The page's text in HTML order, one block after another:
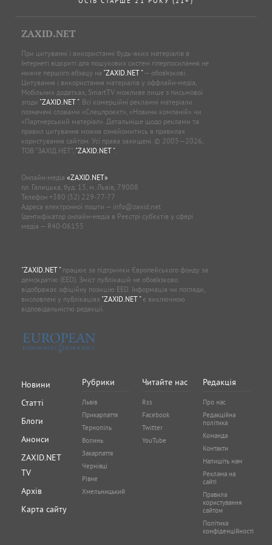
ZAXID.NET
При цитуванні і використанні будь-яких матеріалів в
Інтернеті відкриті для пошукових систем гіперпосилання не
нижче першого абзацу на "ZAXID.NET "— обов’язкові.
Цитування і використання матеріалів у оффлайн-медіа,
Мобільних додатках, SmartTV можливе лише з письмової
згоди "ZAXID.NET ". Всі комерційні рекламні матеріали
позначені словами «Спецпроєкт», «Новини компаній» чи
«Партнерський матеріал». Детальніше щодо реклами та
правил цитування можна ознайомитись в правилах
користування сайтом. Усі права захищені. © 2005—2026,
ТОВ “ЗАХІД.НЕТ”, "ZAXID.NET ".
Онлайн-медіа «ZAXID.NET»
пл. Галицька, буд. 15, м. Львів, 79008
Телефон +380 (32) 229-77-77
Адреса електронної пошти — info@zaxid.net
Ідентифікатор онлайн-медіа в Реєстрі суб'єктів у сфері
медіа — R40-06155
"ZAXID.NET "працює за підтримки Європейського фонду за
демократію (EED). Зміст публікацій не обов’язково
відображає офіційну позицію EED. Інформація чи погляди,
висловлені у публікаціях "ZAXID.NET "є виключною
відповідальністю редакції.
Новини
Статті
Блоги
Анонси
ZAXID.NET
TV
Архів
Карта сайту
Рубрики
Львів
Прикарпаття
Тернопіль
Волинь
Закарпаття
Чернівці
Рівне
Хмельницький
Читайте нас
Rss
Facebook
Twitter
YouTube
Редакція
Про нас
Редакційна
політика
Команда
Контакти
Напишіть нам
Реклама на
сайті
Правила
користування
сайтом
Політика
конфіденційності